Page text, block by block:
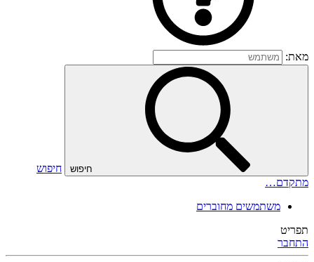
מאת:
חיפוש
חיפוש
מתקדם…
משתמשים מחוברים
תפריט
התחבר